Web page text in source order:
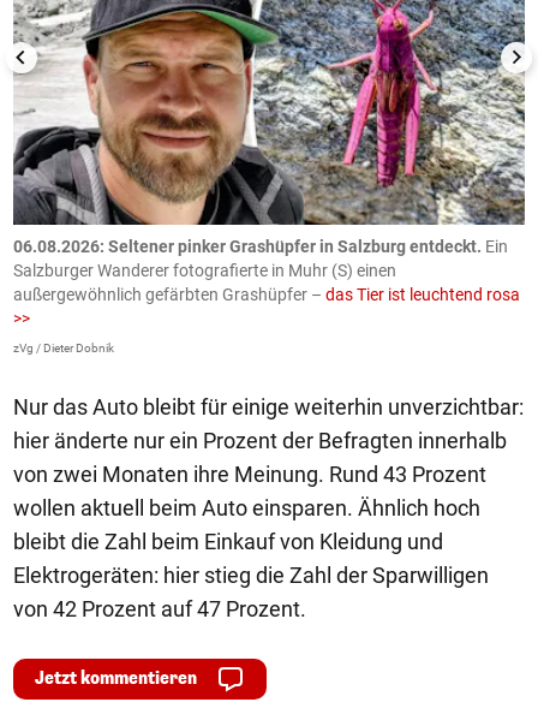
06.08.2026: Seltener pinker Grashüpfer in Salzburg entdeckt. Ein
Salzburger Wanderer fotografierte in Muhr (S) einen
außergewöhnlich gefärbten Grashüpfer – das Tier ist leuchtend rosa
>>
zVg / Dieter Dobnik
Nur das Auto bleibt für einige weiterhin unverzichtbar:
hier änderte nur ein Prozent der Befragten innerhalb
von zwei Monaten ihre Meinung. Rund 43 Prozent
wollen aktuell beim Auto einsparen. Ähnlich hoch
bleibt die Zahl beim Einkauf von Kleidung und
Elektrogeräten: hier stieg die Zahl der Sparwilligen
von 42 Prozent auf 47 Prozent.
Jetzt kommentieren